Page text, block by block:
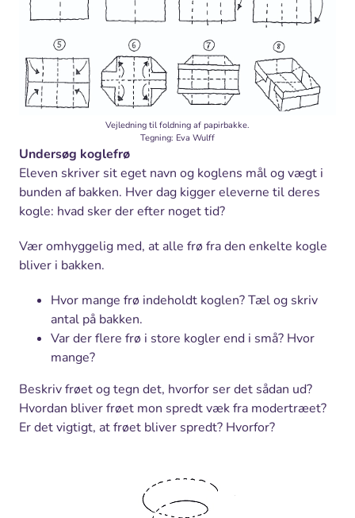
Vejledning til foldning af papirbakke.
Tegning: Eva Wulff
Undersøg koglefrø
Eleven skriver sit eget navn og koglens mål og vægt i
bunden af bakken. Hver dag kigger eleverne til deres
kogle: hvad sker der efter noget tid?
Vær omhyggelig med, at alle frø fra den enkelte kogle
bliver i bakken.
Hvor mange frø indeholdt koglen? Tæl og skriv
antal på bakken.
Var der flere frø i store kogler end i små? Hvor
mange?
Beskriv frøet og tegn det, hvorfor ser det sådan ud?
Hvordan bliver frøet mon spredt væk fra modertræet?
Er det vigtigt, at frøet bliver spredt? Hvorfor?